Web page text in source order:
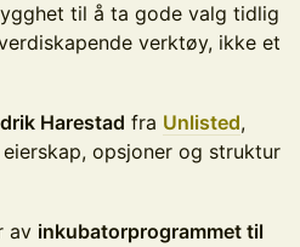
til å ta gode valg tidlig
verktøy, ikke et
Harestad fra Unlisted,
opsjoner og struktur
av inkubatorprogrammet til